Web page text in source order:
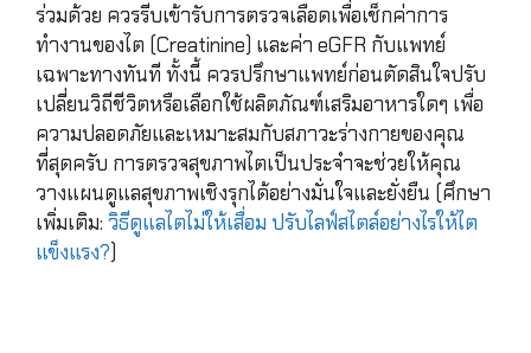
ร่วมด้วย ควรรีบเข้ารับการตรวจเลือดเพื่อเช็กค่าการ
ทำงานของไต (Creatinine) และค่า eGFR กับแพทย์
เฉพาะทางทันที ทั้งนี้ ควรปรึกษาแพทย์ก่อนตัดสินใจปรับ
เปลี่ยนวิถีชีวิตหรือเลือกใช้ผลิตภัณฑ์เสริมอาหารใดๆ เพื่อ
ความปลอดภัยและเหมาะสมกับสภาวะร่างกายของคุณ
ที่สุดครับ การตรวจสุขภาพไตเป็นประจำจะช่วยให้คุณ
วางแผนดูแลสุขภาพเชิงรุกได้อย่างมั่นใจและยั่งยืน (ศึกษา
เพิ่มเติม: วิธีดูแลไตไม่ให้เสื่อม ปรับไลฟ์สไตล์อย่างไรให้ไต
แข็งแรง?)